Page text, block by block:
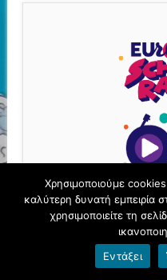
Χρησιμοποιούμε
καλύτερη δυνατή εμπειρία
χρησιμοποιείτε τη
Εντάξει